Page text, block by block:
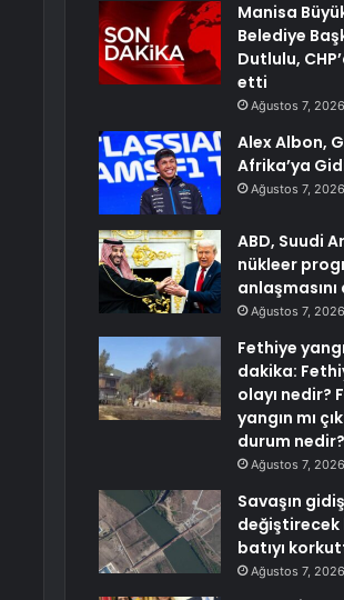
Manisa
Belediye
Dutlulu,
etti
Ağustos 7, 2026
Alex Albon,
Afrika’ya
Ağustos 7, 2026
ABD, Suudi
nükleer
Ağustos 7, 2026
Fethiye
dakika:
olayı nedir?
yangın mı
durum nedir?
Ağustos 7, 2026
Savaşın
değiştirecek
batıyı
Ağustos 7, 2026